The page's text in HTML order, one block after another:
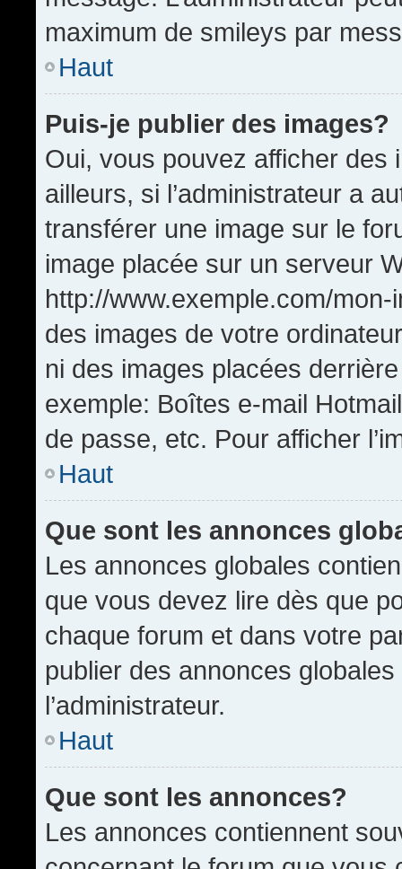
maximum de smileys par
Haut
Puis-je publier des images?
Oui, vous pouvez afficher
ailleurs, si l’administrateur a
transférer une image sur le
image placée sur un serveur
http://www.exemple.com/
des images de votre
ni des images placées
exemple: Boîtes e-mail
de passe, etc. Pour afficher
Haut
Que sont les annonces
Les annonces globales
que vous devez lire dès que
chaque forum et dans votre
publier des annonces
l’administrateur.
Haut
Que sont les annonces?
Les annonces contiennent